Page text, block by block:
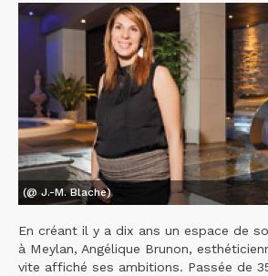
(@ J.-M. Blache)
En créant il y a dix ans un espace de
à Meylan, Angélique Brunon,
vite affiché ses ambitions. Passée de